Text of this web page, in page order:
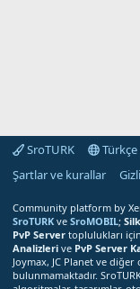
SroTURK
Türkçe
Şartlar ve kurallar
Community platform by
SroTURK ve SroMOBIL;
PvP Server toplulukları için
Analizleri ve PvP Server
Joymax, JC Planet ve
bulunmamaktadır.